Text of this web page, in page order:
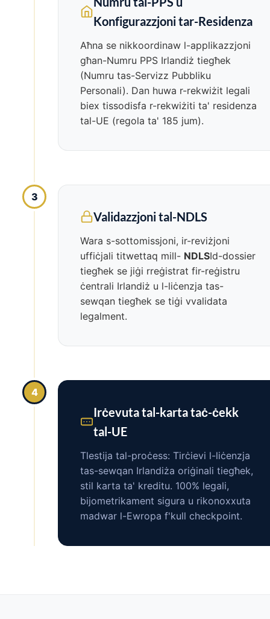
Konfigurazzjoni tar-Residenza
Aħna se nikkoordinaw l-applikazzjoni
għan-Numru PPS Irlandiż tiegħek
(Numru tas-Servizz Pubbliku
Personali). Dan huwa r-rekwiżit legali
biex tissodisfa r-rekwiżiti ta' residenza
tal-UE (regola ta' 185 jum).
3
Validazzjoni tal-NDLS
Wara s-sottomissjoni, ir-reviżjoni
uffiċjali titwettaq mill- NDLSId-dossier
tiegħek se jiġi rreġistrat fir-reġistru
ċentrali Irlandiż u l-liċenzja tas-
sewqan tiegħek se tiġi vvalidata
legalment.
4
Irċevuta tal-karta taċ-ċekk
tal-UE
Tlestija tal-proċess: Tirċievi l-liċenzja
tas-sewqan Irlandiża oriġinali tiegħek,
stil karta ta' kreditu. 100% legali,
bijometrikament sigura u rikonoxxuta
madwar l-Ewropa f'kull checkpoint.